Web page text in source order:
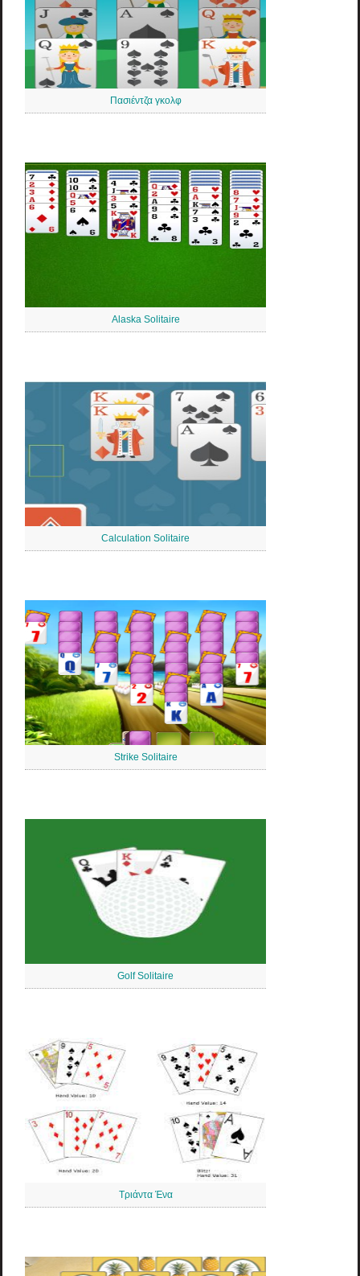
Πασιέντζα γκολφ
Alaska Solitaire
Calculation Solitaire
Strike Solitaire
Golf Solitaire
Τριάντα Ένα